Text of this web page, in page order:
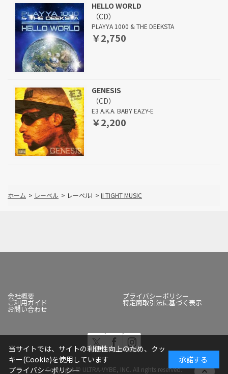
HELLO WORLD
（CD）
PLAYYA 1000 & THE DEEKSTA
￥2,750
GENESIS
（CD）
E3 A.K.A. BABY EAZY-E
￥2,200
ホーム > レーベル > レーベルI > II TIGHT MUSIC
会社概要 プライバシーポリシー
ご利用ガイド 特定商取引法に基づく表示
お問い合わせ
Copyright © ULTRA-VYBE, INC. All rights reserved.
当サイトでは、サイトの利便性向上のため、クッ
キー(Cookie)を使用しています
プライバシーポリシー
承諾する